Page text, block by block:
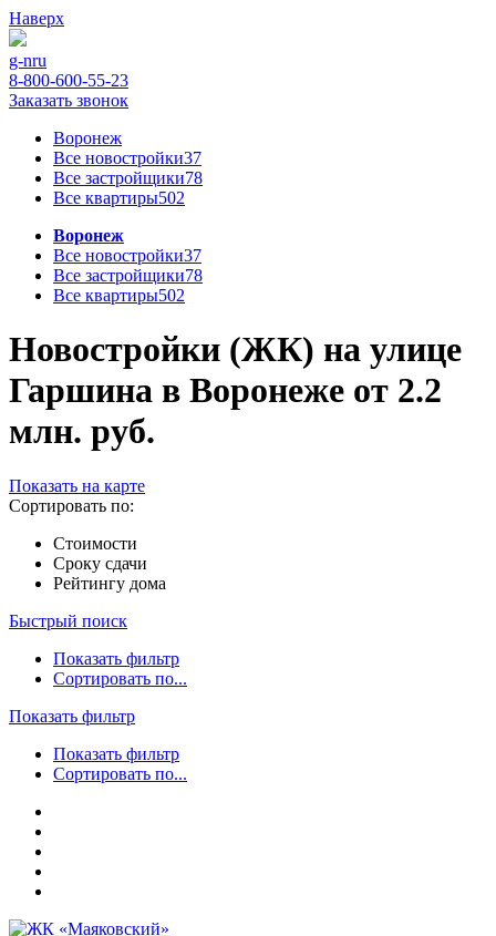
Наверх
g-nru
8-800-600-55-23
Заказать звонок
Воронеж
Все новостройки37
Все застройщики78
Все квартиры502
Воронеж
Все новостройки37
Все застройщики78
Все квартиры502
Новостройки (ЖК) на улице
Гаршина в Воронеже от 2.2
млн. руб.
Показать на карте
Сортировать по:
Стоимости
Сроку сдачи
Рейтингу дома
Быстрый поиск
Показать фильтр
Сортировать по...
Показать фильтр
Показать фильтр
Сортировать по...